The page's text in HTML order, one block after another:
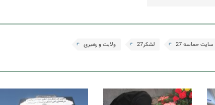
سایت حماسه 27 لشکر27 ولایت و رهبری
24 شهریور 1400